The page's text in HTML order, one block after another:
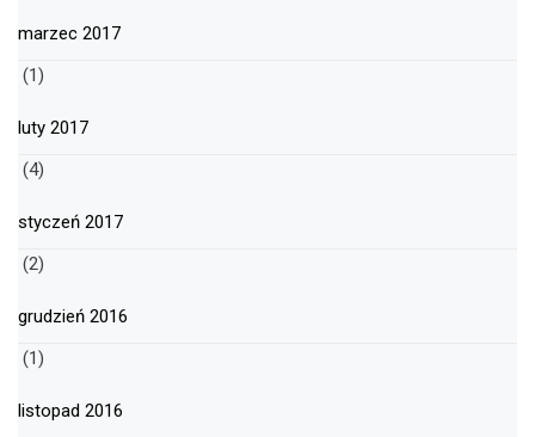
marzec 2017
(1)
luty 2017
(4)
styczeń 2017
(2)
grudzień 2016
(1)
listopad 2016